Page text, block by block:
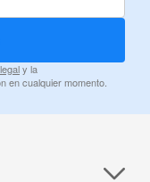
y la
en cualquier momento.